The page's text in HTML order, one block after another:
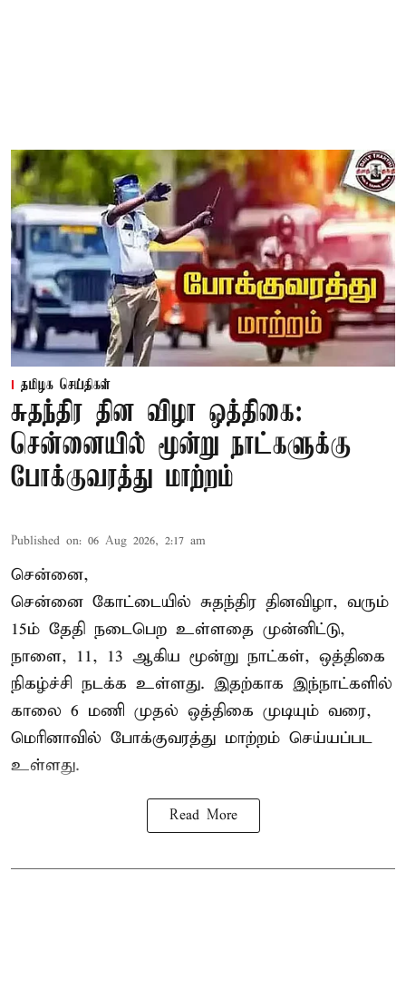
தமிழக செய்திகள்
சுதந்திர தின விழா ஒத்திகை:
சென்னையில் மூன்று நாட்களுக்கு
போக்குவரத்து மாற்றம்
Published on: 06 Aug 2026, 2:17 am
சென்னை,
சென்னை கோட்டையில் சுதந்திர தினவிழா, வரும்
15ம் தேதி நடைபெற உள்ளதை முன்னிட்டு,
நாளை, 11, 13 ஆகிய மூன்று நாட்கள், ஒத்திகை
நிகழ்ச்சி நடக்க உள்ளது. இதற்காக இந்நாட்களில்
காலை 6 மணி முதல் ஒத்திகை முடியும் வரை,
மெரினாவில் போக்குவரத்து மாற்றம் செய்யப்பட
உள்ளது.
Read More